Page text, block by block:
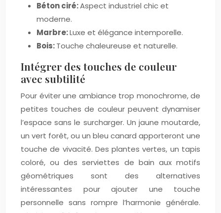
Béton ciré:Aspect industriel chic et
moderne.
Marbre:Luxe et élégance intemporelle.
Bois:Touche chaleureuse et naturelle.
Intégrer des touches de couleur
avec subtilité
Pour éviter une ambiance trop monochrome, de
petites touches de couleur peuvent dynamiser
l’espace sans le surcharger. Un jaune moutarde,
un vert forêt, ou un bleu canard apporteront une
touche de vivacité. Des plantes vertes, un tapis
coloré, ou des serviettes de bain aux motifs
géométriques sont des alternatives
intéressantes pour ajouter une touche
personnelle sans rompre l’harmonie générale.